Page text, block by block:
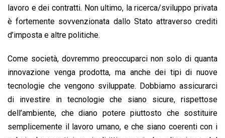
lavoro e dei contratti. Non ultimo, la ricerca/sviluppo privata
è fortemente sovvenzionata dallo Stato attraverso crediti
d’imposta e altre politiche.
Come società, dovremmo preoccuparci non solo di quanta
innovazione venga prodotta, ma anche dei tipi di nuove
tecnologie che vengono sviluppate. Dobbiamo assicurarci
di investire in tecnologie che siano sicure, rispettose
dell’ambiente, che diano potere piuttosto che sostituire
semplicemente il lavoro umano, e che siano coerenti con i